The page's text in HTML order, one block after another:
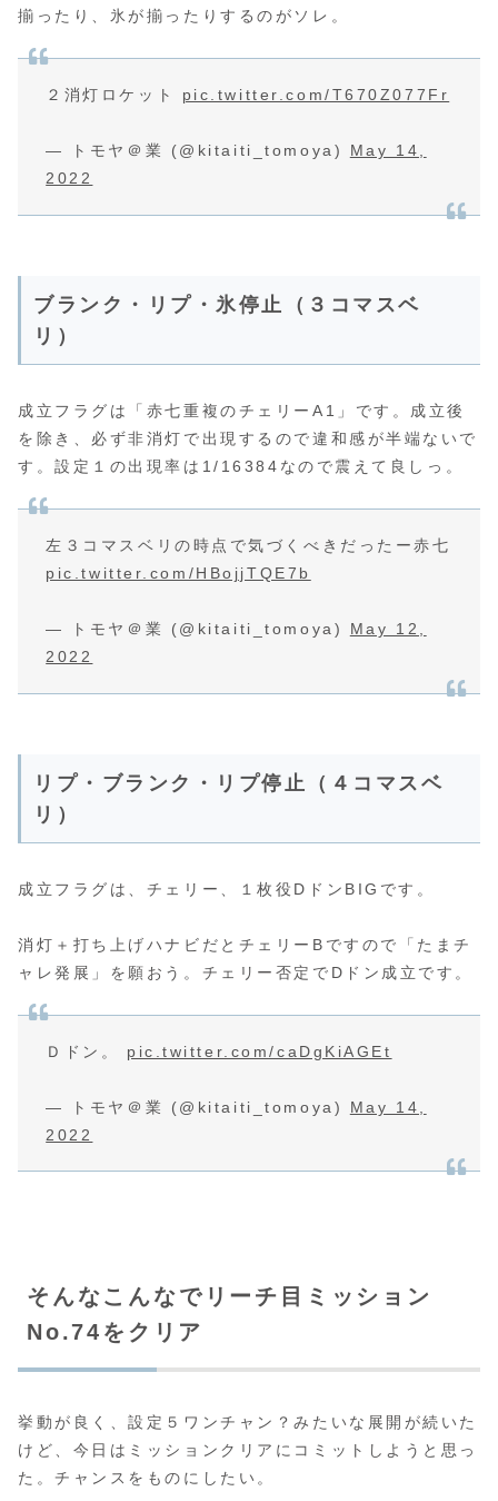
揃ったり、氷が揃ったりするのがソレ。
２消灯ロケット pic.twitter.com/T670Z077Fr
— トモヤ＠業 (@kitaiti_tomoya) May 14,
2022
ブランク・リプ・氷停止（３コマスベ
リ）
成立フラグは「赤七重複のチェリーA1」です。成立後
を除き、必ず非消灯で出現するので違和感が半端ないで
す。設定１の出現率は1/16384なので震えて良しっ。
左３コマスベリの時点で気づくべきだったー赤七
pic.twitter.com/HBojjTQE7b
— トモヤ＠業 (@kitaiti_tomoya) May 12,
2022
リプ・ブランク・リプ停止（４コマスベ
リ）
成立フラグは、チェリー、１枚役DドンBIGです。
消灯＋打ち上げハナビだとチェリーBですので「たまチ
ャレ発展」を願おう。チェリー否定でDドン成立です。
Ｄドン。 pic.twitter.com/caDgKiAGEt
— トモヤ＠業 (@kitaiti_tomoya) May 14,
2022
そんなこんなでリーチ目ミッション
No.74をクリア
挙動が良く、設定５ワンチャン？みたいな展開が続いた
けど、今日はミッションクリアにコミットしようと思っ
た。チャンスをものにしたい。